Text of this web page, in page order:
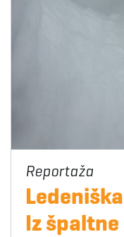
Iz špaltne